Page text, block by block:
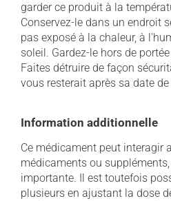
garder ce produit à la
Conservez-le dans un endroit
pas exposé à la chaleur, à
soleil. Gardez-le hors de
Faites détruire de façon
vous resterait après sa date
Information additionnelle
Ce médicament peut interagir
médicaments ou
importante. Il est toutefois
plusieurs en ajustant la dose